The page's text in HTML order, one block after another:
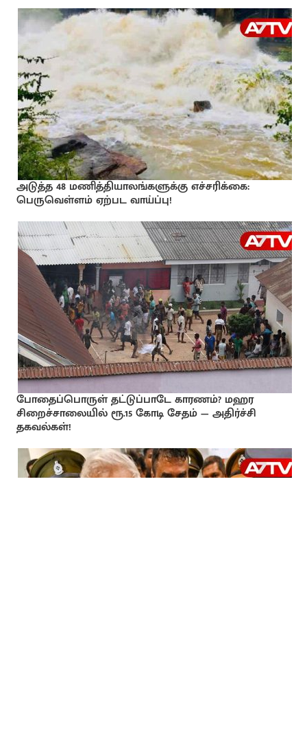
அடுத்த 48 மணித்தியாலங்களுக்கு எச்சரிக்கை:
பெருவெள்ளம் ஏற்பட வாய்ப்பு!
போதைப்பொருள் தட்டுப்பாடே காரணம்? மஹர
சிறைச்சாலையில் ரூ.15 கோடி சேதம் — அதிர்ச்சி
தகவல்கள்!